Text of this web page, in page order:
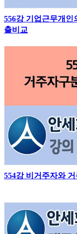
556강 기업근무개인
출비교
554강 비거주자와